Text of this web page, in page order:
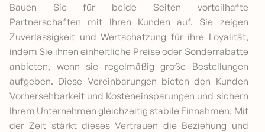
Bauen Sie für beide Seiten vorteilhafte
Partnerschaften mit Ihren Kunden auf. Sie zeigen
Zuverlässigkeit und Wertschätzung für ihre Loyalität,
indem Sie ihnen einheitliche Preise oder Sonderrabatte
anbieten, wenn sie regelmäßig große Bestellungen
aufgeben. Diese Vereinbarungen bieten den Kunden
Vorhersehbarkeit und Kosteneinsparungen und sichern
Ihrem Unternehmen gleichzeitig stabile Einnahmen. Mit
der Zeit stärkt dieses Vertrauen die Beziehung und